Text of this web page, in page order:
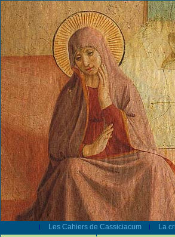
| Les Cahiers de Cassiciacum | La